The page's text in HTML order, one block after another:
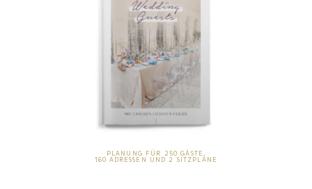
PLANUNG FÜR 250 GÄSTE,
160 ADRESSEN UND 2 SITZPLÄNE